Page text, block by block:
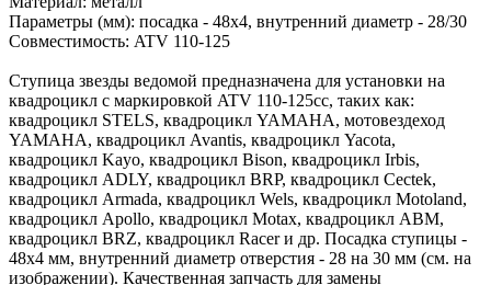
Параметры (мм): посадка - 48х4, внутренний диаметр - 28/30
Совместимость: ATV 110-125
Ступица звезды ведомой предназначена для установки на
квадроцикл с маркировкой ATV 110-125сс, таких как:
квадроцикл STELS, квадроцикл YAMAHA, мотовездеход
YAMAHA, квадроцикл Avantis, квадроцикл Yacota,
квадроцикл Kayo, квадроцикл Bison, квадроцикл Irbis,
квадроцикл ADLY, квадроцикл BRP, квадроцикл Cectek,
квадроцикл Armada, квадроцикл Wels, квадроцикл Motoland,
квадроцикл Apollo, квадроцикл Motax, квадроцикл ABM,
квадроцикл BRZ, квадроцикл Racer и др. Посадка ступицы -
48х4 мм, внутренний диаметр отверстия - 28 на 30 мм (см. на
изображении). Качественная запчасть для замены